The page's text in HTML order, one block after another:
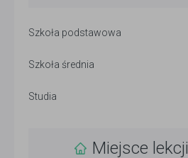
Szkoła podstawowa
Szkoła średnia
Studia
Miejsce lekcji